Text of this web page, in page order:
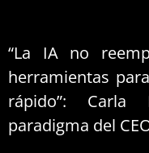
“La IA no
herramientas
rápido”:
paradigma del